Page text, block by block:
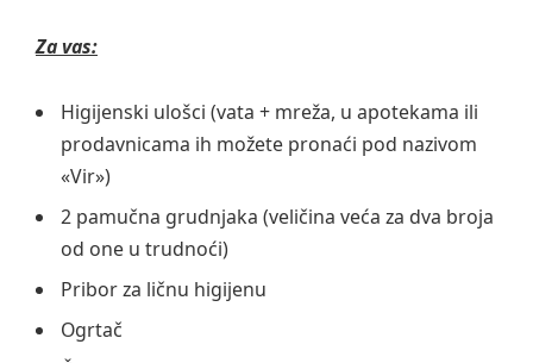
Za vas:
Higijenski ulošci (vata + mreža, u apotekama ili
prodavnicama ih možete pronaći pod nazivom
«Vir»)
2 pamučna grudnjaka (veličina veća za dva broja
od one u trudnoći)
Pribor za ličnu higijenu
Ogrtač